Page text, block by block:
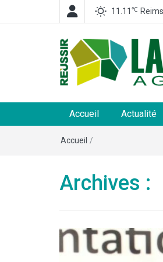
11.11 ℃ Reims
La Marne
et rurales
Accueil Actualité
Accueil /
Archives :